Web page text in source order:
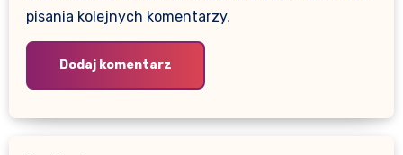
pisania kolejnych komentarzy.